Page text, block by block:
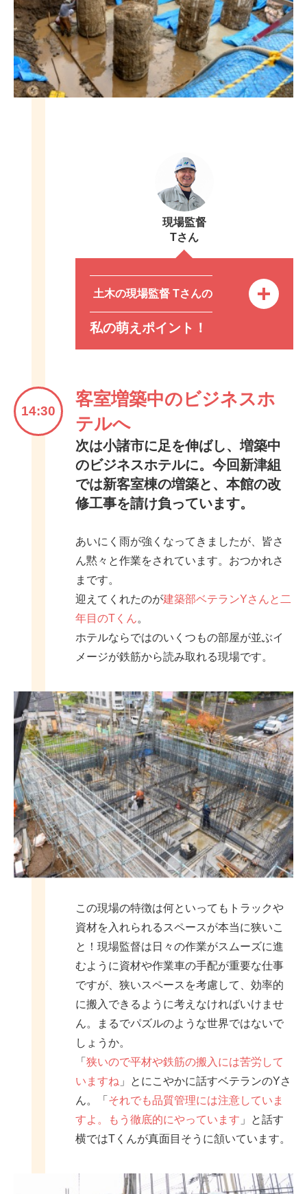
現場監督
Tさん
土木の現場監督 Tさんの
私の萌えポイント！
14:30
客室増築中のビジネスホ
テルへ
次は小諸市に足を伸ばし、増築中
のビジネスホテルに。今回新津組
では新客室棟の増築と、本館の改
修工事を請け負っています。
あいにく雨が強くなってきましたが、皆さ
ん黙々と作業をされています。おつかれさ
まです。
迎えてくれたのが建築部ベテランYさんと二
年目のTくん。
ホテルならではのいくつもの部屋が並ぶイ
メージが鉄筋から読み取れる現場です。
この現場の特徴は何といってもトラックや
資材を入れられるスペースが本当に狭いこ
と！現場監督は日々の作業がスムーズに進
むように資材や作業車の手配が重要な仕事
ですが、狭いスペースを考慮して、効率的
に搬入できるように考えなければいけませ
ん。まるでパズルのような世界ではないで
しょうか。
「 狭いので平材や鉄筋の搬入には苦労して
いますね 」とにこやかに話すベテランのYさ
ん。「 それでも品質管理には注意していま
すよ。もう徹底的にやっています 」と話す
横ではTくんが真面目そうに頷いています。